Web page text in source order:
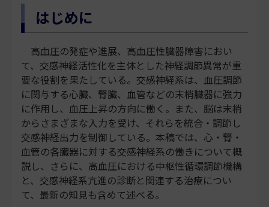
はじめに
高血圧の発症や進展、高血圧性臓器障害におい
て、交感神経活性化を主体とした神経調節異常が重
要な役割を果たしている。交感神経系は、血圧調節
に関与する心臓、腎臓、血管などの末梢臓器に強力
に作用し、血圧上昇の方向に働く。また、脳は末梢
からさまざまな入力を受け、それらを統合・調節し
交感神経出力を制御している。本稿では、心・腎・
血管の各臓器に対する交感神経系の働きについて概
説し、さらに、高血圧における中枢性循環調節機構
と、交感神経系亢進の診断と関連する治療につい
て、最新の知見も含めて述べる。